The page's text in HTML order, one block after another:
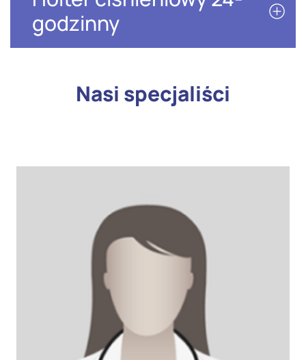
godzinny
Nasi specjaliści